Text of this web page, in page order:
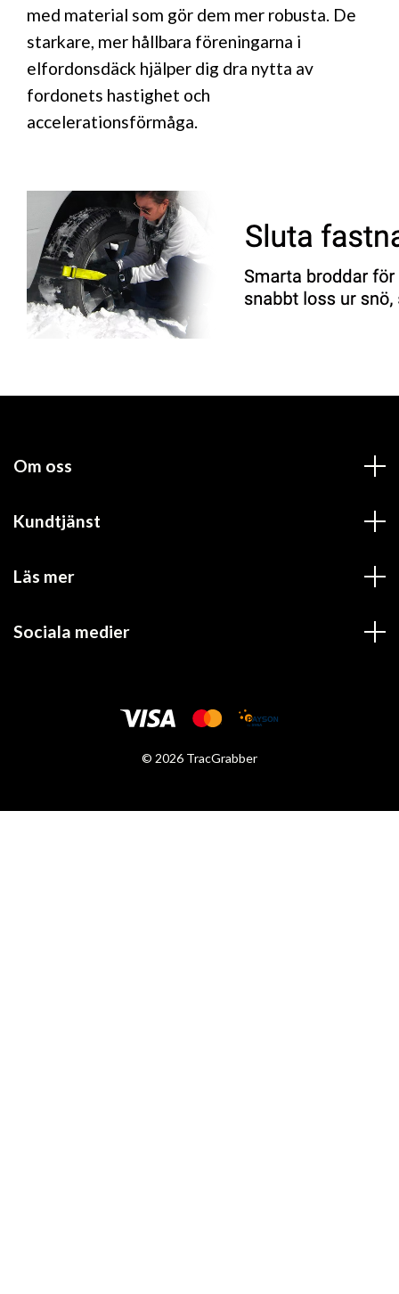
med material som gör dem mer robusta. De
starkare, mer hållbara föreningarna i
elfordonsdäck hjälper dig dra nytta av
fordonets hastighet och
accelerationsförmåga.
Om oss
Kundtjänst
Läs mer
Sociala medier
© 2026 TracGrabber